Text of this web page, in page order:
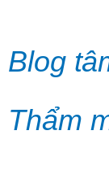
Blog
Thẩm